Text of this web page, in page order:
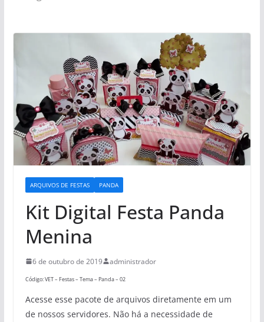
ARQUIVOS DE FESTAS PANDA
Kit Digital Festa Panda
Menina
6 de outubro de 2019 administrador
Código: VET – Festas – Tema – Panda – 02
Acesse esse pacote de arquivos diretamente em um
de nossos servidores. Não há a necessidade de